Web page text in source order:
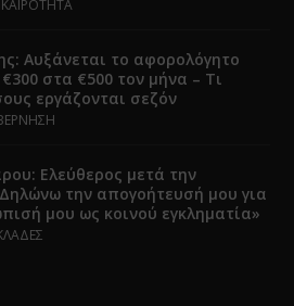
Αυξάνεται το αφορολόγητο
στα €500 τον μήνα – Τι
εργάζονται σεζόν
Ελεύθερος μετά την
την απογοήτευσή μου για
μου ως κοινού εγκληματία»